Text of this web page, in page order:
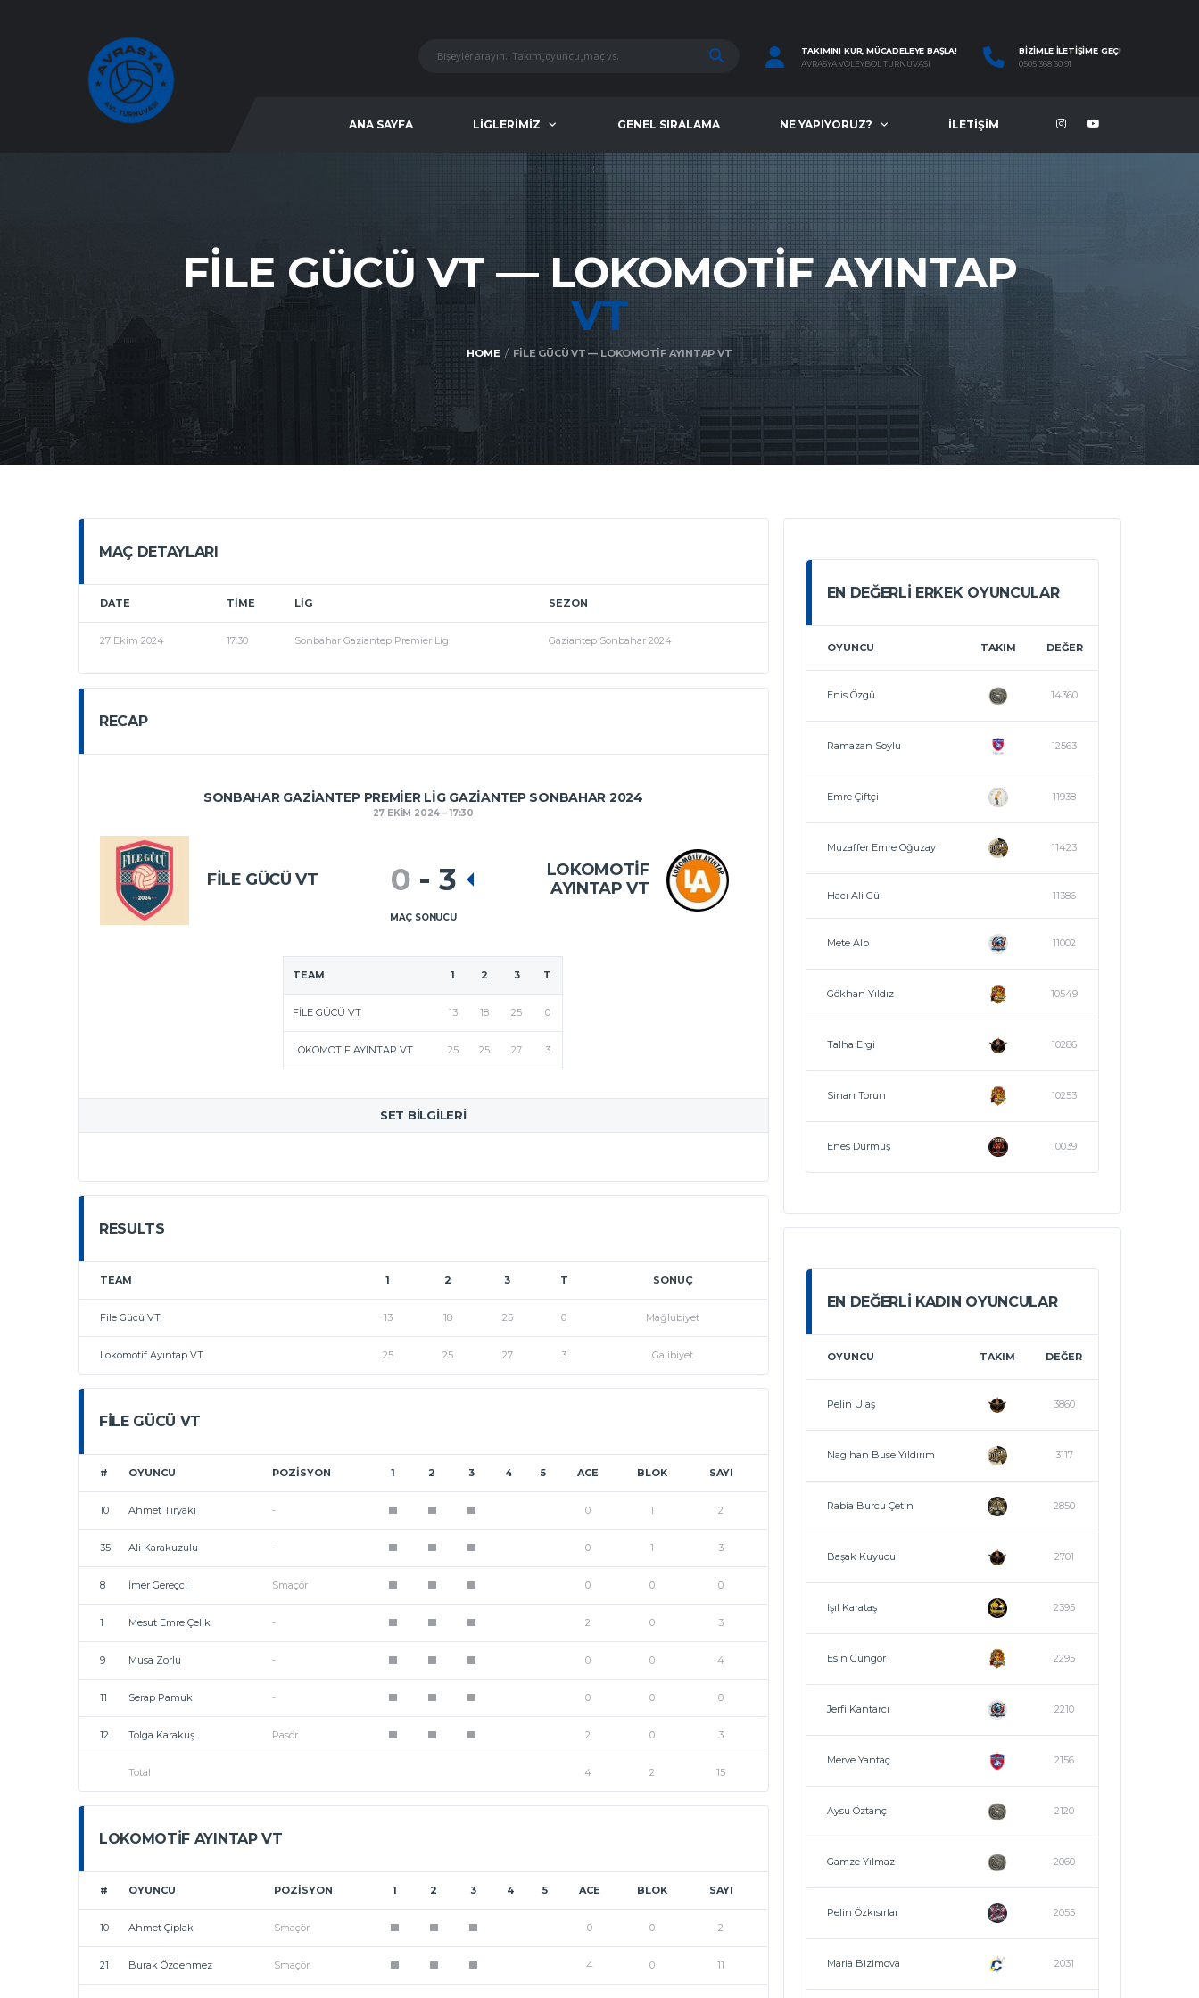
TAKIMINI KUR, MÜCADELEYE BAŞLA!
AVRASYA VOLEYBOL TURNUVASI
BIZIMLE İLETIŞIME GEÇ!
0505 368 60 91
ANA SAYFA LIGLERIMIZ GENEL SIRALAMA NE YAPIYORUZ? İLETIŞIM
FILE GÜCÜ VT — LOKOMOTIF AYINTAP
VT
HOME FILE GÜCÜ VT — LOKOMOTIF AYINTAP VT
MAÇ DETAYLARI
DATE TIME LIG SEZON
27 Ekim 2024 17:30 Sonbahar Gaziantep Premier Lig Gaziantep Sonbahar 2024
RECAP
SONBAHAR GAZIANTEP PREMIER LIG GAZIANTEP SONBAHAR 2024
27 EKIM 2024 17:30
FILE GÜCÜ VT
LOKOMOTIF
AYINTAP VT
0 - 3
MAÇ SONUCU
TEAM 1 2 3 T
FILE GÜCÜ VT 13 18 25 0
LOKOMOTIF AYINTAP VT 25 25 27 3
SET BILGILERI
RESULTS
TEAM 1 2 3 T SONUÇ
File Gücü VT 13 18 25 0 Mağlubiyet
Lokomotif Ayıntap VT 25 25 27 3 Galibiyet
FILE GÜCÜ VT
# OYUNCU POZISYON 1 2 3 4 5 ACE BLOK SAYI
10 Ahmet Tiryaki - 0 1 2
35 Ali Karakuzulu - 0 1 3
8 İmer Gereçci Smaçör 0 0 0
1 Mesut Emre Çelik - 2 0 3
9 Musa Zorlu - 0 0 4
11 Serap Pamuk - 0 0 0
12 Tolga Karakuş Pasör 2 0 3
Total 4 2 15
LOKOMOTIF AYINTAP VT
# OYUNCU POZISYON 1 2 3 4 5 ACE BLOK SAYI
10 Ahmet Çiplak Smaçör 0 0 2
21 Burak Özdenmez Smaçör 4 0 11
EN DEĞERLI ERKEK OYUNCULAR
OYUNCU TAKIM DEĞER
Enis Özgü 14360
Ramazan Soylu 12563
Emre Çiftçi 11938
Muzaffer Emre Oğuzay 11423
Hacı Ali Gül 11386
Mete Alp 11002
Gökhan Yıldız 10549
Talha Ergi 10286
Sinan Torun 10253
Enes Durmuş 10039
EN DEĞERLI KADIN OYUNCULAR
OYUNCU TAKIM DEĞER
Pelin Ulaş 3860
Nagihan Buse Yıldırım 3117
Rabia Burcu Çetin 2850
Başak Kuyucu 2701
Işıl Karataş 2395
Esin Güngör 2295
Jerfi Kantarcı 2210
Merve Yantaç 2156
Aysu Öztanç 2120
Gamze Yılmaz 2060
Pelin Özkısırlar 2055
Maria Bizimova 2031